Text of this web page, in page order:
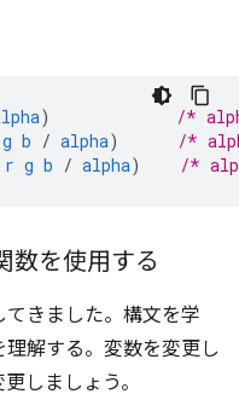
)
/*
g b / alpha)
/*
r g b / alpha) /*
数を使用する
きました。構文を学
解する。変数を変更し
しましょう。